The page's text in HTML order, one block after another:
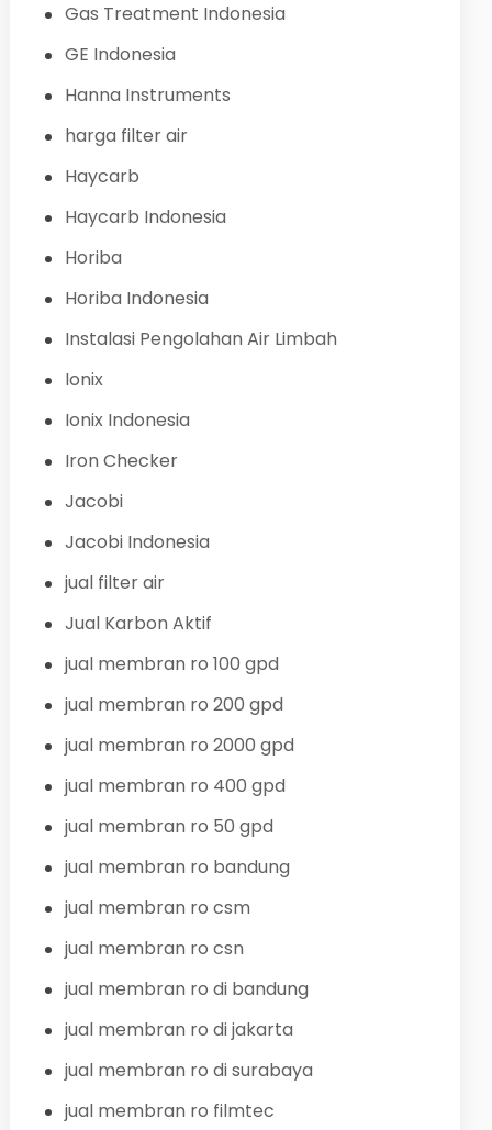
Gas Treatment Indonesia
GE Indonesia
Hanna Instruments
harga filter air
Haycarb
Haycarb Indonesia
Horiba
Horiba Indonesia
Instalasi Pengolahan Air Limbah
Ionix
Ionix Indonesia
Iron Checker
Jacobi
Jacobi Indonesia
jual filter air
Jual Karbon Aktif
jual membran ro 100 gpd
jual membran ro 200 gpd
jual membran ro 2000 gpd
jual membran ro 400 gpd
jual membran ro 50 gpd
jual membran ro bandung
jual membran ro csm
jual membran ro csn
jual membran ro di bandung
jual membran ro di jakarta
jual membran ro di surabaya
jual membran ro filmtec